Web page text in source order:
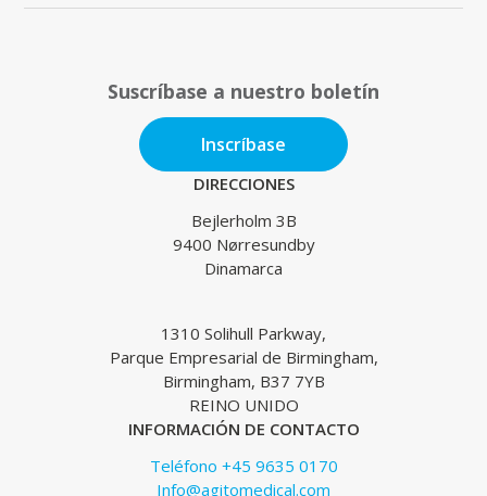
Suscríbase a nuestro boletín
Inscríbase
DIRECCIONES
Bejlerholm 3B
9400 Nørresundby
Dinamarca
1310 Solihull Parkway,
Parque Empresarial de Birmingham,
Birmingham, B37 7YB
REINO UNIDO
INFORMACIÓN DE CONTACTO
Teléfono +45 9635 0170
Info@agitomedical.com